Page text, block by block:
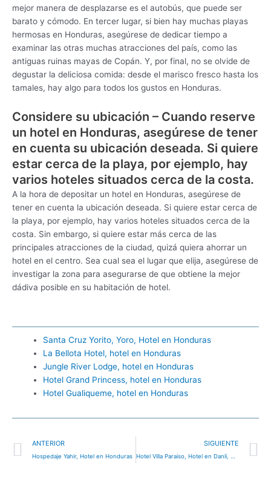
mejor manera de desplazarse es el autobús, que puede ser
barato y cómodo. En tercer lugar, si bien hay muchas playas
hermosas en Honduras, asegúrese de dedicar tiempo a
examinar las otras muchas atracciones del país, como las
antiguas ruinas mayas de Copán. Y, por final, no se olvide de
degustar la deliciosa comida: desde el marisco fresco hasta los
tamales, hay algo para todos los gustos en Honduras.
Considere su ubicación – Cuando reserve
un hotel en Honduras, asegúrese de tener
en cuenta su ubicación deseada. Si quiere
estar cerca de la playa, por ejemplo, hay
varios hoteles situados cerca de la costa.
A la hora de depositar un hotel en Honduras, asegúrese de
tener en cuenta la ubicación deseada. Si quiere estar cerca de
la playa, por ejemplo, hay varios hoteles situados cerca de la
costa. Sin embargo, si quiere estar más cerca de las
principales atracciones de la ciudad, quizá quiera ahorrar un
hotel en el centro. Sea cual sea el lugar que elija, asegúrese de
investigar la zona para asegurarse de que obtiene la mejor
dádiva posible en su habitación de hotel.
Santa Cruz Yorito, Yoro, Hotel en Honduras
La Bellota Hotel, hotel en Honduras
Jungle River Lodge, hotel en Honduras
Hotel Grand Princess, hotel en Honduras
Hotel Gualiqueme, hotel en Honduras
Ant
ANTERIOR
Hospedaje Yahir, Hotel en Honduras
SIGUIENTE